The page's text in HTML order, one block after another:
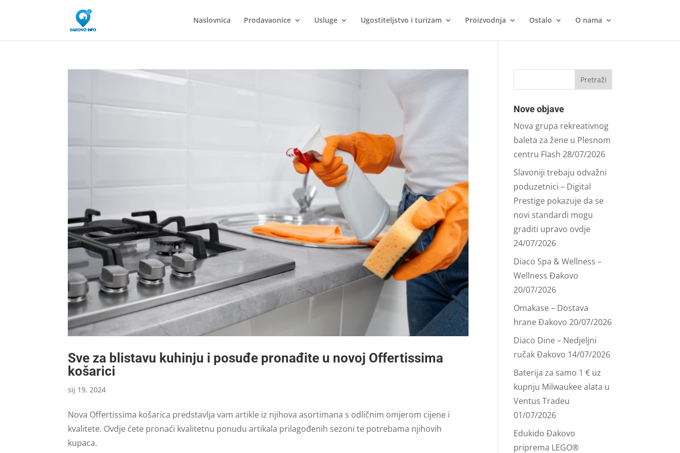
Naslovnica Prodavaonice Usluge Ugostiteljstvo i turizam Proizvodnja Ostalo O nama
Sve za blistavu kuhinju i posuđe pronađite u novoj Offertissima
košarici
sij 19, 2024
Nova Offertissima košarica predstavlja vam artikle iz njihova asortimana s odličnim omjerom cijene i
kvalitete. Ovdje ćete pronaći kvalitetnu ponudu artikala prilagođenih sezoni te potrebama njihovih
kupaca.
Nove objave
Nova grupa rekreativnog
baleta za žene u Plesnom
centru Flash 28/07/2026
Slavoniji trebaju odvažni
poduzetnici – Digital
Prestige pokazuje da se
novi standardi mogu
graditi upravo ovdje
24/07/2026
Diaco Spa & Wellness –
Wellness Đakovo
20/07/2026
Omakase – Dostava
hrane Đakovo 20/07/2026
Diaco Dine – Nedjeljni
ručak Đakovo 14/07/2026
Baterija za samo 1 € uz
kupnju Milwaukee alata u
Ventus Tradeu
01/07/2026
Edukido Đakovo
priprema LEGO®